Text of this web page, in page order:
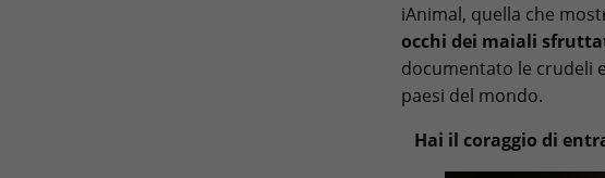
iAnimal, quella che
occhi dei maiali
documentato le crudeli
paesi del mondo.
Hai il coraggio di